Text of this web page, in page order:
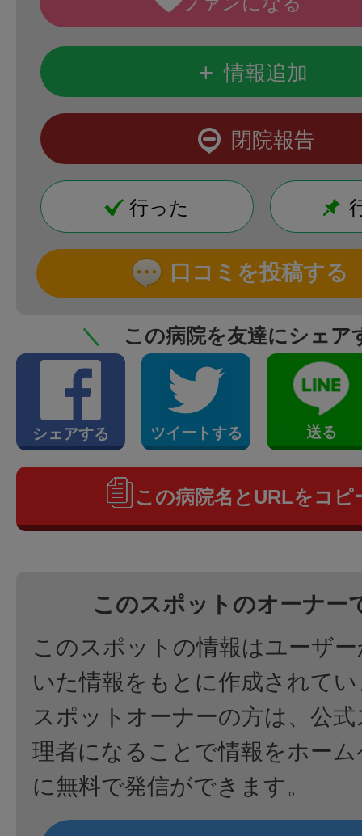
+ 情報追加
閉院報告
行った
口コミを投稿する
＼ この病院を友達にシェア
シェアする ツイートする 送る
この病院名とURLをコピ
このスポットのオーナー
このスポットの情報はユーザ
いた情報をもとに作成されて
スポットオーナーの方は、公
理者になることで情報をホー
に無料で発信ができます。